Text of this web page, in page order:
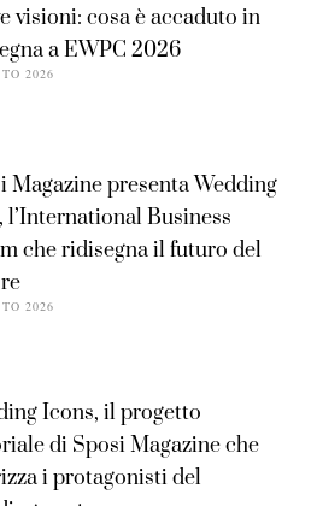
visioni: cosa è accaduto in
a EWPC 2026
2026
Magazine presenta Wedding
l’International Business
che ridisegna il futuro del
2026
Icons, il progetto
di Sposi Magazine che
i protagonisti del